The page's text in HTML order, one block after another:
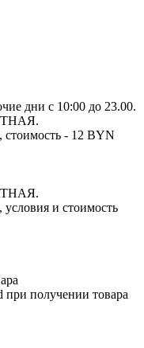
дни с 10:00 до 23.00.
стоимость - 12 BYN
и стоимость
получении товара